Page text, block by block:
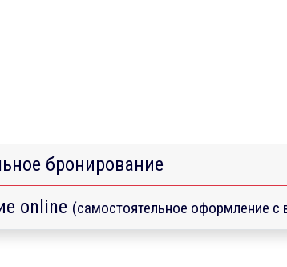
бронирование
online (самостоятельное оформление